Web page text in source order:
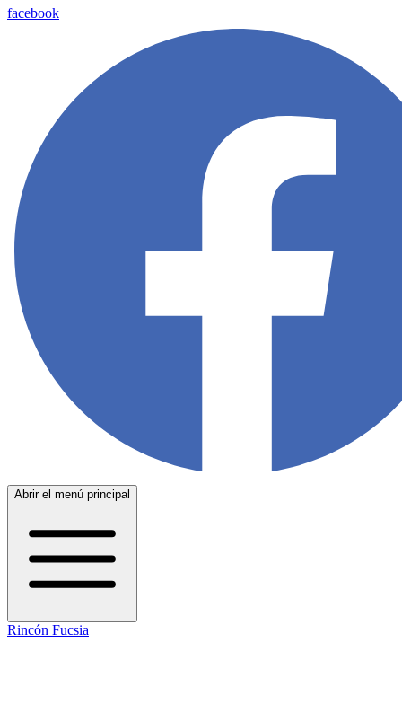
facebook
Abrir el menú principal
Rincón Fucsia